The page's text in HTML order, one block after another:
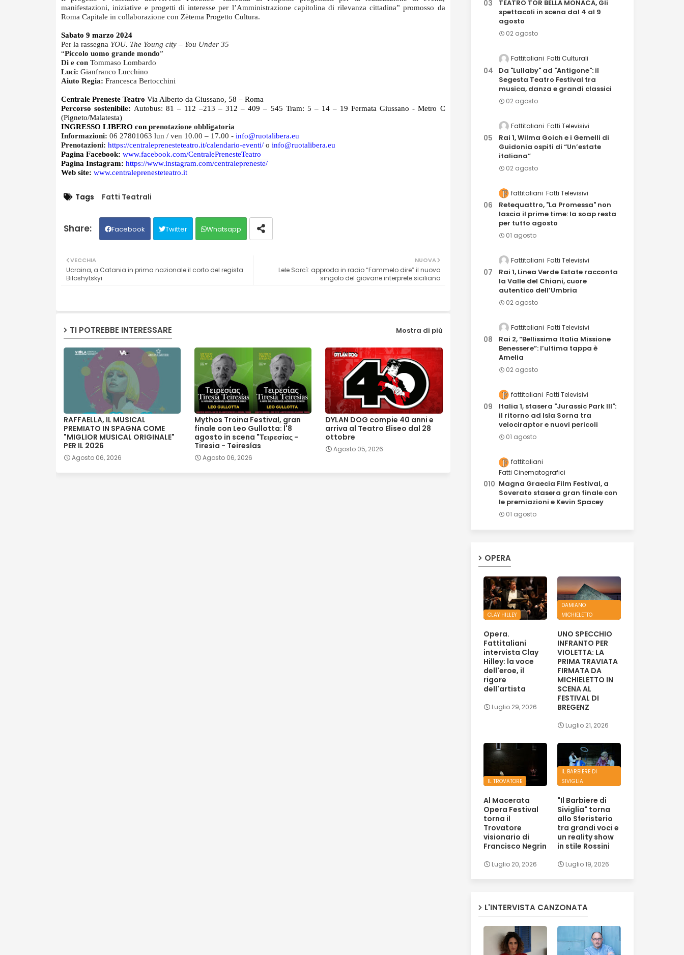
manifestazioni, iniziative e progetti di interesse per l’Amministrazione capitolina di rilevanza cittadina” promosso da
Roma Capitale in collaborazione con Zètema Progetto Cultura.
Sabato 9 marzo 2024
Per la rassegna YOU. The Young city – You Under 35
“Piccolo uomo grande mondo”
Di e con Tommaso Lombardo
Luci: Gianfranco Lucchino
Aiuto Regia: Francesca Bertocchini
Centrale Preneste Teatro Via Alberto da Giussano, 58 – Roma
Percorso sostenibile: Autobus: 81 – 112 –213 – 312 – 409 – 545 Tram: 5 – 14 – 19 Fermata Giussano - Metro C
(Pigneto/Malatesta)
INGRESSO LIBERO con prenotazione obbligatoria
Informazioni: 06 27801063 lun / ven 10.00 – 17.00 - info@ruotalibera.eu
Prenotazioni: https://centraleprenesteteatro.it/calendario-eventi/o info@ruotalibera.eu
Pagina Facebook: www.facebook.com/CentralePrenesteTeatro
Pagina Instagram: https://www.instagram.com/centralepreneste/
Web site: www.centraleprenesteteatro.it
Tags Fatti Teatrali
Facebook Twitter Whatsapp
NUOVA
Lele Sarcì: approda in radio “Fammelo dire” il nuovo
singolo del giovane interprete siciliano
VECCHIA
Ucraina, a Catania in prima nazionale il corto del regista
Biloshytskyi
TI POTREBBE INTERESSARE Mostra di più
RAFFAELLA, IL MUSICAL
PREMIATO IN SPAGNA COME
"MIGLIOR MUSICAL ORIGINALE"
PER IL 2026
Agosto 06, 2026
Mythos Troina Festival, gran
finale con Leo Gullotta: l'8
agosto in scena "Τειρεσίας -
Tiresia - Teiresías
Agosto 06, 2026
DYLAN DOG compie 40 anni e
arriva al Teatro Eliseo dal 28
ottobre
Agosto 05, 2026
TEATRO TOR BELLA MONACA, Gli
spettacoli in scena dal 4 al 9
agosto
02 agosto
Fattitaliani Fatti Culturali
Da "Lullaby" ad "Antigone": il
Segesta Teatro Festival tra
musica, danza e grandi classici
02 agosto
Fattitaliani Fatti Televisivi
Rai 1, Wilma Goich e i Gemelli di
Guidonia ospiti di “Un’estate
italiana”
02 agosto
fattitaliani Fatti Televisivi
Retequattro, "La Promessa" non
lascia il prime time: la soap resta
per tutto agosto
01 agosto
Fattitaliani Fatti Televisivi
Rai 1, Linea Verde Estate racconta
la Valle del Chiani, cuore
autentico dell’Umbria
02 agosto
Fattitaliani Fatti Televisivi
Rai 2, “Bellissima Italia Missione
Benessere”: l’ultima tappa è
Amelia
02 agosto
fattitaliani Fatti Televisivi
Italia 1, stasera "Jurassic Park III":
il ritorno ad Isla Sorna tra
velociraptor e nuovi pericoli
01 agosto
fattitaliani
Fatti Cinematografici
Magna Graecia Film Festival, a
Soverato stasera gran finale con
le premiazioni e Kevin Spacey
01 agosto
OPERA
CLAY HILLEY
Opera.
Fattitaliani
intervista Clay
Hilley: la voce
dell'eroe, il
rigore
dell'artista
Luglio 29, 2026
DAMIANO
MICHIELETTO
UNO SPECCHIO
INFRANTO PER
VIOLETTA: LA
PRIMA TRAVIATA
FIRMATA DA
MICHIELETTO IN
SCENA AL
FESTIVAL DI
BREGENZ
Luglio 21, 2026
IL TROVATORE
Al Macerata
Opera Festival
torna il
Trovatore
visionario di
Francisco Negrin
Luglio 20, 2026
IL BARBIERE DI
SIVIGLIA
"Il Barbiere di
Siviglia" torna
allo Sferisterio
tra grandi voci e
un reality show
in stile Rossini
Luglio 19, 2026
L'INTERVISTA CANZONATA